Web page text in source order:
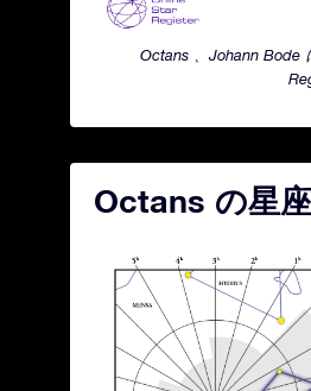
Octans 、Johann Bode
Octans の星